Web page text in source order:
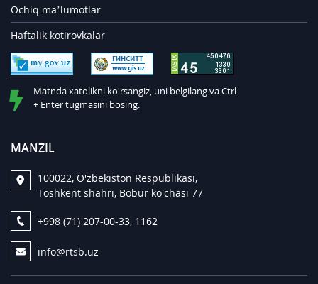
Ochiq ma’lumotlar
Haftalik kotirovkalar
Matnda xatolikni ko'rsangiz, uni belgilang va Ctrl
+ Enter tugmasini bosing.
MANZIL
100022, O'zbekiston Respublikasi,
Toshkent shahri, Bobur ko'chasi 77
+998 (71) 207-00-33, 1162
info@rtsb.uz